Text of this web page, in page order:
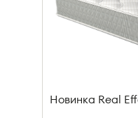
Новинка Real